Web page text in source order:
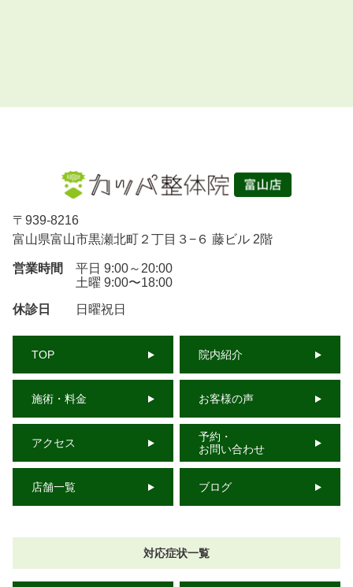
〒 939-8216
富山県富山市黒瀬北町２丁目３−６ 藤ビル 2階
営業時間
平日 9:00～20:00
土曜 9:00〜18:00
休診日
日曜祝日
TOP 院内紹介
施術・料金 お客様の声
アクセス
予約・
お問い合わせ
店舗一覧 ブログ
対応症状一覧